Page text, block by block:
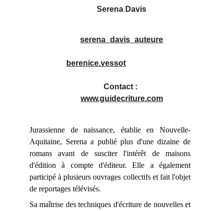
Serena Davis
Jurassienne de naissance, établie en Nouvelle-
Aquitaine, Serena a publié plus d'une dizaine de
romans avant de susciter l'intérêt de maisons
d'édition à compte d'éditeur. Elle a également
participé à plusieurs ouvrages collectifs et fait l'objet
de reportages télévisés.
Sa maîtrise des techniques d'écriture de nouvelles et
Contact :
www.guidecriture.com
serena_davis_auteure
berenice.vessot